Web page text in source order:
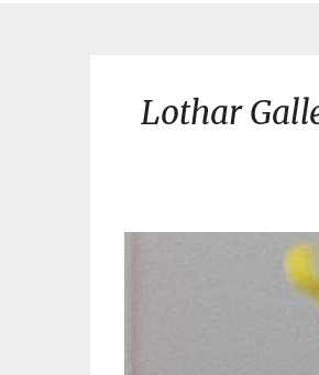
Lothar